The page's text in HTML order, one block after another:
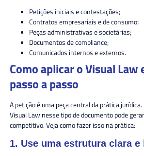
Petições iniciaise contestações;
Contratos empresariais e de consumo;
Peças administrativas e societárias;
Documentos decompliance;
Comunicados internos e externos.
Como aplicar o Visual Law
passo a passo
A petição é uma peça central da prática
Visual Law nesse tipo de documento pode
competitivo. Veja como fazer isso na prática:
1. Use uma estrutura clara